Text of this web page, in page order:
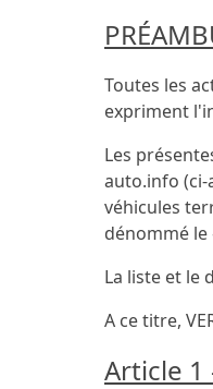
Toutes les
expriment
Les
auto.info
véhicules
dénommé le
La liste et le
A ce titre,
Article 1